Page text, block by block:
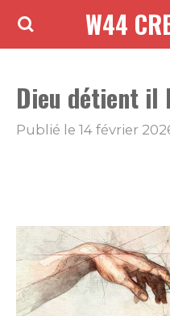
Passer
principal
W44
Dieu détient il
Publié le 14 février